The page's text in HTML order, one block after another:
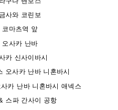
사와 코린보
코마츠역 앞
오사카 난바
카 신사이바시
오사카 난바 니혼바시
카 난바 니혼바시 애넥스
스파 간사이 공항